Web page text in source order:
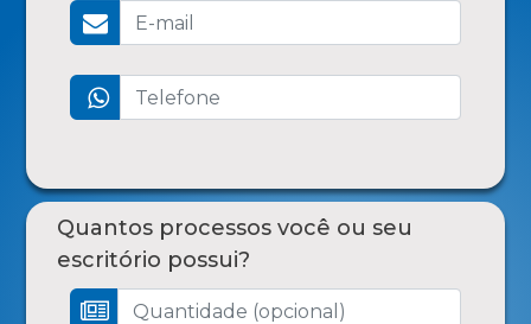
Quantos processos você ou seu
escritório possui?